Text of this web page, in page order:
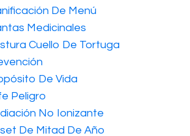
De Menú
Medicinales
Cuello De Tortuga
De Vida
Peligro
No Ionizante
De Mitad De Año